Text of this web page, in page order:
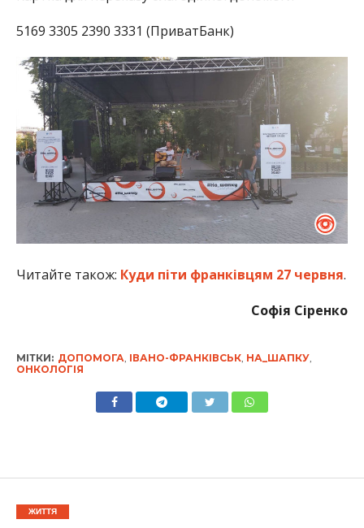
5169 3305 2390 3331 (ПриватБанк)
Читайте також: Куди піти франківцям 27 червня.
Софія Сіренко
МІТКИ: ДОПОМОГА ІВАНО-ФРАНКІВСЬК, НА_ШАПКУ,
ОНКОЛОГІЯ
ЖИТТЯ